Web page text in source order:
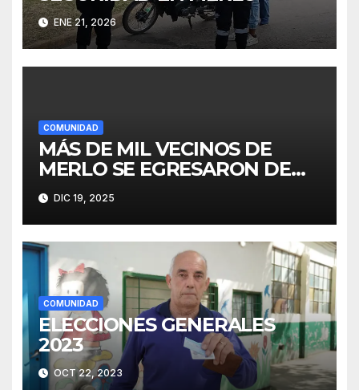
ENE 21, 2026
COMUNIDAD
MÁS DE MIL VECINOS DE
MERLO SE EGRESARON DE
FINES
DIC 19, 2025
COMUNIDAD
ELECCIONES GENERALES
2023
OCT 22, 2023